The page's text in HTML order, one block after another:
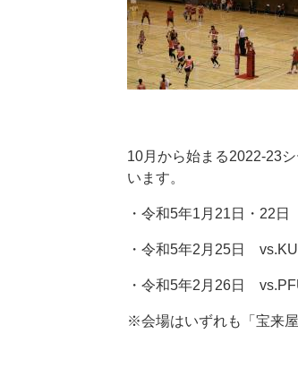
10月から始まる2022-23
います。
・令和5年1月21日・22
・令和5年2月25日
・令和5年2月26日
※会場はいずれも「宝来屋